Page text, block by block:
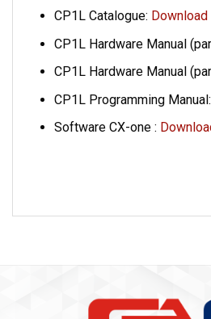
CP1L Catalogue: Download
CP1L Hardware Manual
CP1L Hardware Manual
CP1L Programming Manual:
Software CX-one :